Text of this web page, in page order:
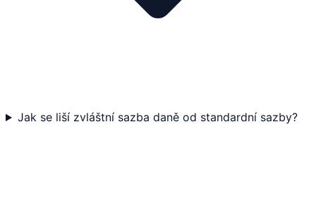
Jak se liší zvláštní sazba daně od standardní sazby?